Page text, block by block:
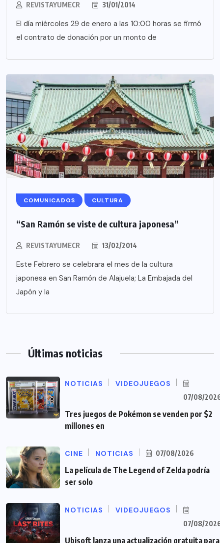
REVISTAYUMECR 31/01/2014
El día miércoles 29 de enero a las 10:00 horas se firmó
el contrato de donación por un monto de
COMUNICADOS CULTURA
“San Ramón se viste de cultura japonesa”
REVISTAYUMECR 13/02/2014
Este Febrero se celebrara el mes de la cultura
japonesa en San Ramón de Alajuela; La Embajada del
Japón y la
Últimas noticias
NOTICIAS VIDEOJUEGOS
07/08/
Tres juegos de Pokémon se venden por $2
millones en
CINE NOTICIAS 07/08/2026
La película de The Legend of Zelda podría
ser solo
NOTICIAS VIDEOJUEGOS
07/08/
Ubisoft lanza una actualización gratuita para